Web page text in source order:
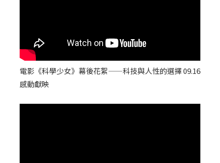
電影《科學少女》幕後花絮——科技與人性的選擇 09.16
感動獻映